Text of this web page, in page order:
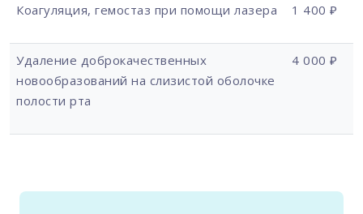
Коагуляция, гемостаз при помощи лазера 1 400 ₽
Удаление доброкачественных
новообразований на слизистой оболочке
полости рта
4 000 ₽